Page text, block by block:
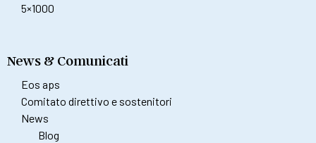
5×1000
News & Comunicati
Eos aps
Comitato direttivo e sostenitori
News
Blog